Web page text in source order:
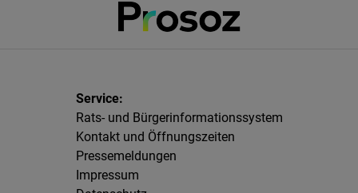
Rats- und Bürgerinformationssystem
Kontakt und Öffnungszeiten
Pressemeldungen
Impressum